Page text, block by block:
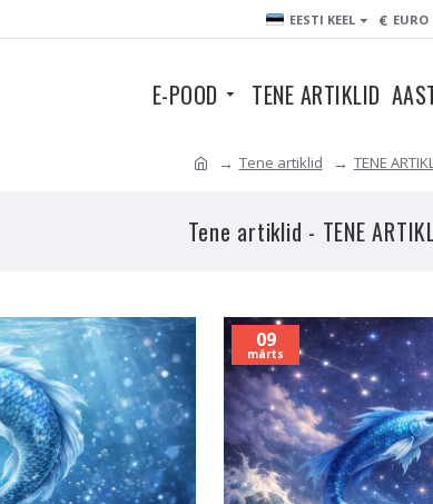
EESTI KEEL € EURO
E-POOD TENE ARTIKLID
Tene artiklid TENE
Tene artiklid - TENE
09
märts